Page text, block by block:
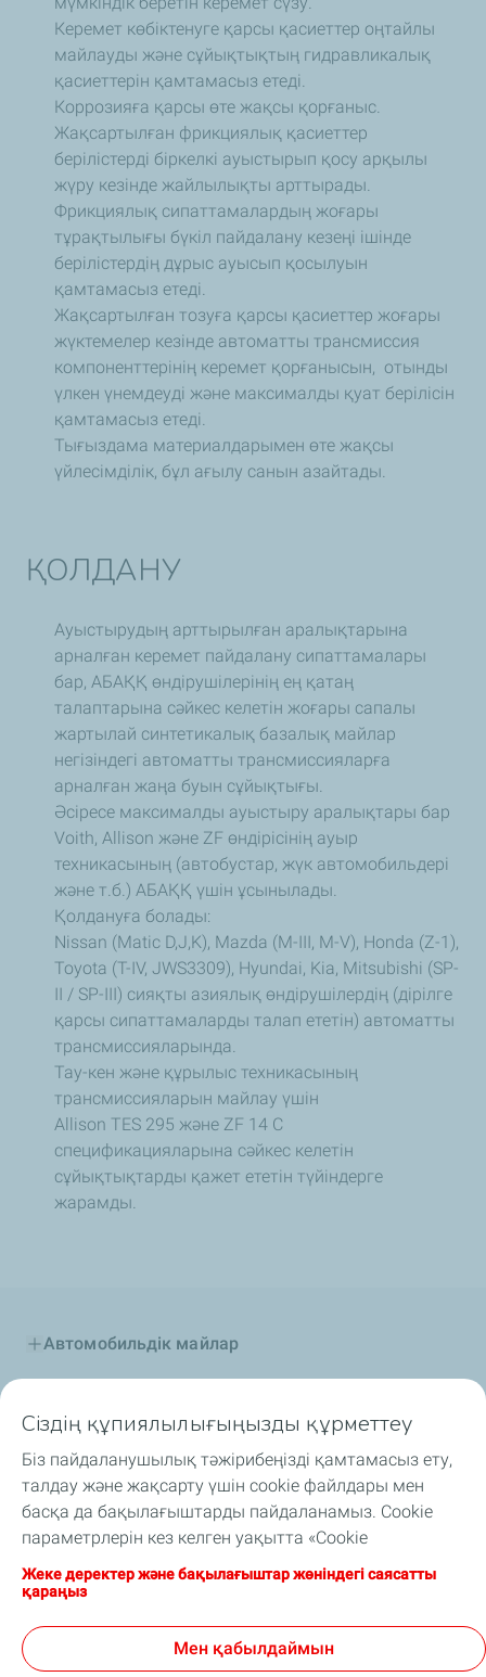
Керемет көбіктенуге қарсы қасиеттер оңтайлы
майлауды және сұйықтықтың гидравликалық
қасиеттерін қамтамасыз етеді.
Коррозияға қарсы өте жақсы қорғаныс.
Жақсартылған фрикциялық қасиеттер
берілістерді біркелкі ауыстырып қосу арқылы
жүру кезінде жайлылықты арттырады.
Фрикциялық сипаттамалардың жоғары
тұрақтылығы бүкіл пайдалану кезеңі ішінде
берілістердің дұрыс ауысып қосылуын
қамтамасыз етеді.
Жақсартылған тозуға қарсы қасиеттер жоғары
жүктемелер кезінде автоматты трансмиссия
компоненттерінің керемет қорғанысын, отынды
үлкен үнемдеуді және максималды қуат берілісін
қамтамасыз етеді.
Тығыздама материалдарымен өте жақсы
үйлесімділік, бұл ағылу санын азайтады.
ҚОЛДАНУ
Ауыстырудың арттырылған аралықтарына
арналған керемет пайдалану сипаттамалары
бар, АБАҚҚ өндірушілерінің ең қатаң
талаптарына сәйкес келетін жоғары сапалы
жартылай синтетикалық базалық майлар
негізіндегі автоматты трансмиссияларға
арналған жаңа буын сұйықтығы.
Әсіресе максималды ауыстыру аралықтары бар
Voith, Allison және ZF өндірісінің ауыр
техникасының (автобустар, жүк автомобильдері
және т.б.) АБАҚҚ үшін ұсынылады.
Қолдануға болады:
Nissan (Matic D,J,K), Mazda (M-III, M-V), Honda (Z-1),
Toyota (T-IV, JWS3309), Hyundai, Kia, Mitsubishi (SP-
II / SP-III) сияқты азиялық өндірушілердің (дірілге
қарсы сипаттамаларды талап ететін) автоматты
трансмиссияларында.
Тау-кен және құрылыс техникасының
трансмиссияларын майлау үшін
Allison TES 295 және ZF 14 C
спецификацияларына сәйкес келетін
сұйықтықтарды қажет ететін түйіндерге
жарамды.
Автомобильдік майлар
Отын қоспалар
Арнайы сұйықтықтар
Автоспорт және TotalEnergies
TotalEnergies Орталық Азияда
Назар аударыңыз Науқан
Сіздің құпиялылығыңызды құрметтеу
Біз пайдаланушылық тәжірибеңізді қамтамасыз ету,
талдау және жақсарту үшін cookie файлдары мен
басқа да бақылағыштарды пайдаланамыз. Cookie
параметрлерін кез келген уақытта «Cookie
файлдарымды басқару» түймесін басу арқылы
өзгертуіңізге болады. Сіз «Қабылдау» түймесін басу
алатынымызға келісесіз. Егер «Қабылдамау»
түймесін бассаңыз, сайттың дұрыс жұмыс істеуін
Жеке деректер және бақылағыштар жөніндегі саясатты
қараңыз
Мен қабылдаймын